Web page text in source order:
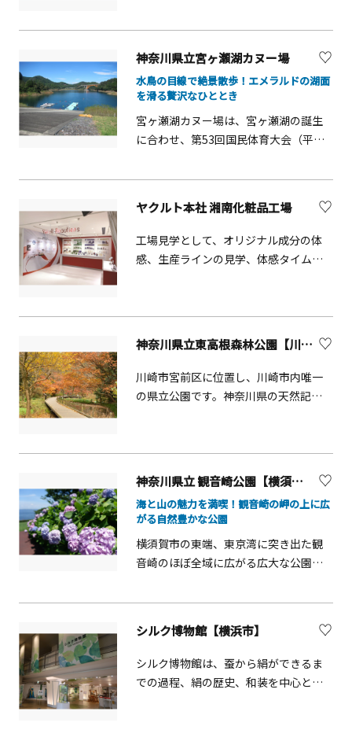
&nbsp; ※冬季は休業しています。詳細
は公式サイトをご確認のうえ、お出か
けください。
県スポーツ局の施設で、登山、合宿、
研修会、クライミング、懇親会、その
他レクリエーション活動などに、誰で
も利用できます。登山前の集合場所や
公園グラウンド利用後の休憩などとし
て立ち寄るのもいいでしょう。客室
数 12室（洋室 6室、和室 6室)
神奈川県立宮ヶ瀬湖カヌー場
水鳥の目線で絶景散歩！エメラルドの湖面
を滑る贅沢なひととき
宮ヶ瀬湖カヌー場は、宮ヶ瀬湖の誕生
に合わせ、第53回国民体育大会（平成
（レーシング）競技施設として整備さ
た県民の生涯スポーツ拠点として、宮
ヶ瀬湖周辺地域の振興のため、施設利
用が図られています。
ヤクルト本社 湘南化粧品工場
工場見学として、オリジナル成分の体
感、生産ラインの見学、体感タイム
ています。
神奈川県立東高根森林公園【川崎市】
川崎市宮前区に位置し、川崎市内唯一
の県立公園です。神奈川県の天然記念
あります。また、園内には花の見どこ
ろも多く、湿生植物園など季節に応じ
た自然の歳時を見ることができます。
神奈川県立 観音崎公園【横須賀市】
海と山の魅力を満喫！観音崎の岬の上に広
がる自然豊かな公園
横須賀市の東端、東京湾に突き出た観
音崎のほぼ全域に広がる広大な公園。6
紫、白、ピンクなどの花々が園内を彩
樹林の中を散策したり、海上を行き交
う船舶を眺めたり、海岸沿いでのバー
ベキューなど、さまざまな楽しみ方が
シルク博物館【横浜市】
シルク博物館は、蚕から絹ができるま
での過程、絹の歴史、和装を中心とし